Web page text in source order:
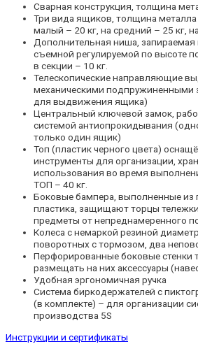
Сварная конструкция, толщина
Три вида ящиков, толщина металла
малый – 20 кг, на средний – 25 кг,
Дополнительная ниша, запираемая
съемной регулируемой по высоте
в секции – 10 кг.
Телескопические направляющие
механическими подпружиненными
для выдвижения ящика)
Центральный ключевой замок,
системой антиопрокидывания
только один ящик)
Топ (пластик черного цвета)
инструменты для организации,
использования во время
ТОП – 40 кг.
Боковые бампера, выполненные из
пластика, защищают торцы
предметы от непреднамеренного
Колеса с немаркой резиной
поворотных с тормозом, два
Перфорированные боковые
размещать на них аксессуары
Удобная эргономичная ручка
Система биркодержателей с
(в комплекте) – для организации
производства 5S
Инструкции и сертификаты